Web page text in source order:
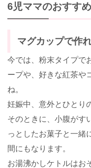
6児ママのおすす
マグカップで作
今では、粉末タイプで
ープや、好きな紅茶や
ね。
妊娠中、意外とひとり
そのときに、小腹がす
っとしたお菓子と一緒
間にもなります。
お湯沸かしケトルはお